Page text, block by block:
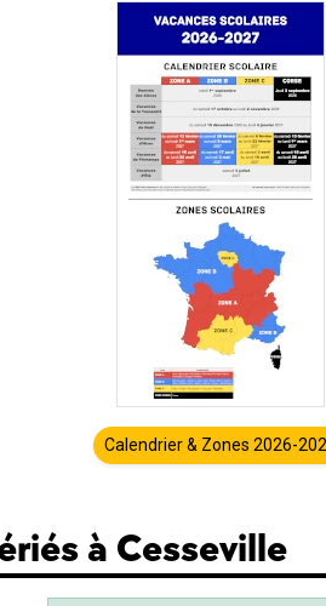
Calendrier & Zones 2026-
à Cesseville